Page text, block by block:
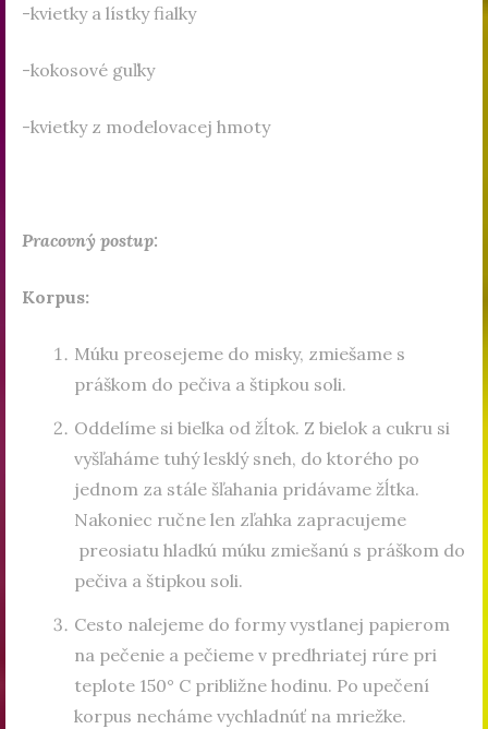
-kvietky a lístky fialky
-kokosové guľky
-kvietky z modelovacej hmoty
Pracovný postup:
Korpus:
Múku preosejeme do misky, zmiešame s
práškom do pečiva a štipkou soli.
Oddelíme si bielka od žĺtok. Z bielok a cukru si
vyšľaháme tuhý lesklý sneh, do ktorého po
jednom za stále šľahania pridávame žĺtka.
Nakoniec ručne len zľahka zapracujeme
preosiatu hladkú múku zmiešanú s práškom do
pečiva a štipkou soli.
Cesto nalejeme do formy vystlanej papierom
na pečenie a pečieme v predhriatej rúre pri
teplote 150° C približne hodinu. Po upečení
korpus necháme vychladnúť na mriežke.